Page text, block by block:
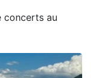
concerts au